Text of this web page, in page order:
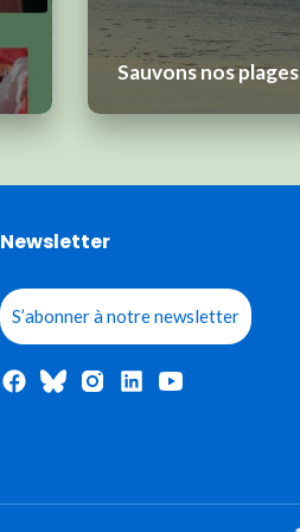
Sauvons nos plages
Newsletter
S’abonner à notre newsletter